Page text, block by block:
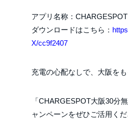
アプリ名称：
ダウンロードはこちら：
X/cc9f2407
充電の心配なしで、大阪をも
「CHARGESPOT大阪30分
ャンペーンをぜひご活用くだ